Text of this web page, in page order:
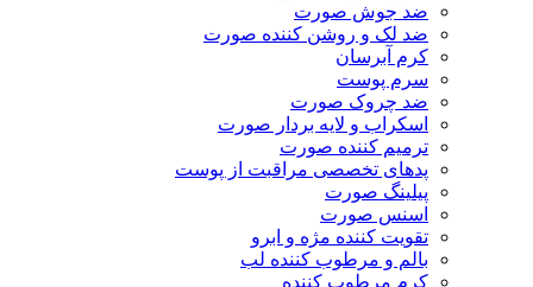
ضد جوش صورت
ضد لک و روشن کننده صورت
کرم آبرسان
سرم پوست
ضد چروک صورت
اسکراب و لایه بردار صورت
ترمیم کننده صورت
پدهای تخصصی مراقبت از پوست
پیلینگ صورت
اسنس صورت
تقویت کننده مژه و ابرو
بالم و مرطوب کننده لب
کرم مرطوب کننده